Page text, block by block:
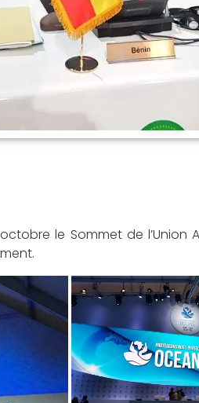
le Sommet de l’Union